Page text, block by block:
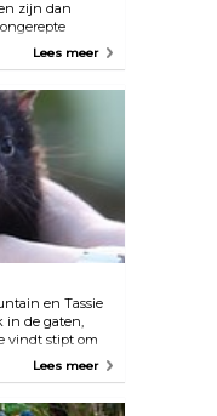
zijn dan
is
azuurblauwe
Loop door de
ervaring met
Lees meer
en Tassie
in de gaten,
vindt stipt om
boos. Dit is
en
Lees meer